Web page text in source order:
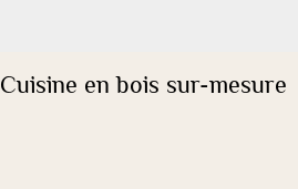
Cuisine en bois sur-mesure